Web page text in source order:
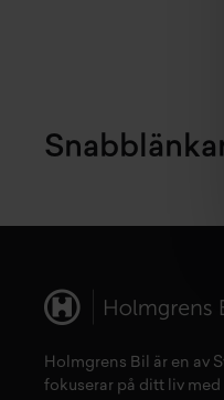
Holmgrens Bil är en av
fokuserar på ditt liv